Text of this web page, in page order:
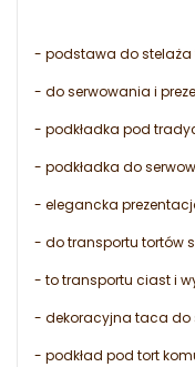
- podstawa do stelaża
- do serwowania i
- podkładka pod
- podkładka do
- elegancka
- do transportu tortów
- to transportu ciast i
- dekoracyjna taca do
- podkład pod tort